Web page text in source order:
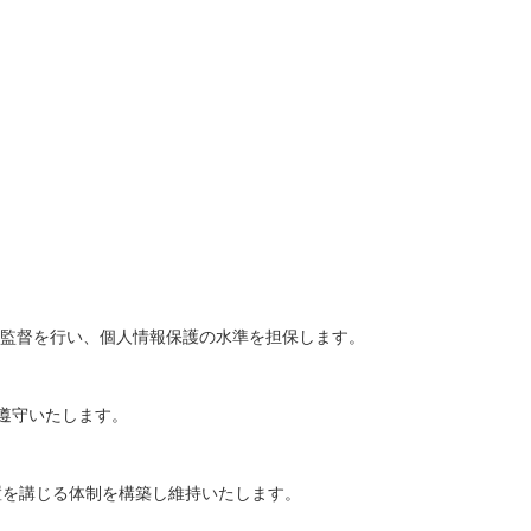
を行い、個人情報保護の水準を担保します。
いたします。
講じる体制を構築し維持いたします。